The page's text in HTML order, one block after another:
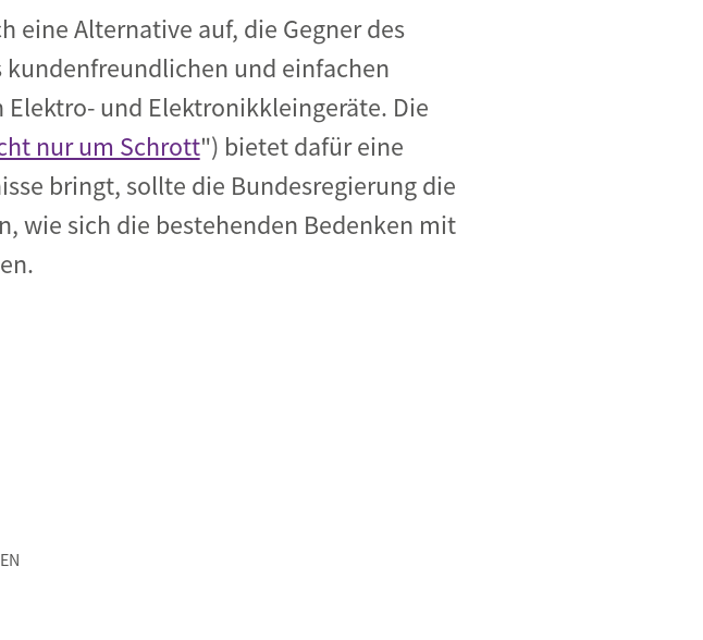
eine Alternative auf, die Gegner des
und einfachen
und Elektronikkleingeräte. Die
nur um Schrott") bietet dafür eine
bringt, sollte die Bundesregierung die
wie sich die bestehenden Bedenken mit